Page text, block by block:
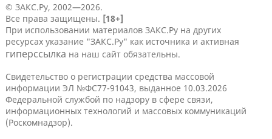
© ЗАКС.Ру, 2002—2026.
Все права защищены. [18+]
При использовании материалов ЗАКС.Ру на других
ресурсах указание "ЗАКС.Ру" как источника и активная
гиперссылка на наш сайт обязательны.
Свидетельство о регистрации средства массовой
информации ЭЛ №ФС77-91043, выданное 10.03.2026
Федеральной службой по надзору в сфере связи,
информационных технологий и массовых коммуникаций
(Роскомнадзор).